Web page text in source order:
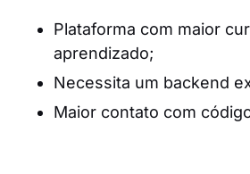
Plataforma com maior
aprendizado;
Necessita um backend
Maior contato com